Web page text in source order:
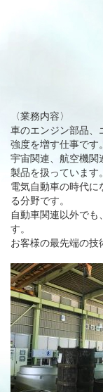
〈業務内容〉
車のエンジン部品、
強度を増す仕事です。
宇宙関連、航空機関
製品を扱っています。
電気自動車の時代
る分野です。
自動車関連以外で
す。
お客様の最先端の技